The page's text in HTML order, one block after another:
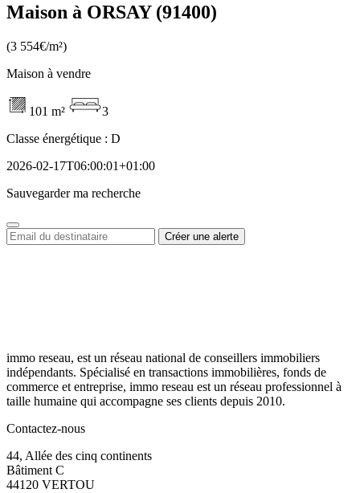
Maison à ORSAY (91400)
(3 554€/m²)
Maison à vendre
101 m²
3
Classe énergétique : D
2026-02-17T06:00:01+01:00
Sauvegarder ma recherche
immo reseau, est un réseau national de conseillers immobiliers
indépendants. Spécialisé en transactions immobilières, fonds de
commerce et entreprise, immo reseau est un réseau professionnel à
taille humaine qui accompagne ses clients depuis 2010.
Contactez-nous
44, Allée des cinq continents
Bâtiment C
44120 VERTOU